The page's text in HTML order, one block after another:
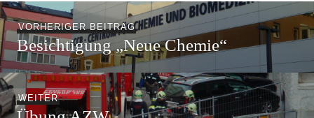
Beitragsnavigation
VORHERIGER BEITRAGVorheriger
Beitrag:
Besichtigung „Neue Chemie“
WEITERNächster
Beitrag: